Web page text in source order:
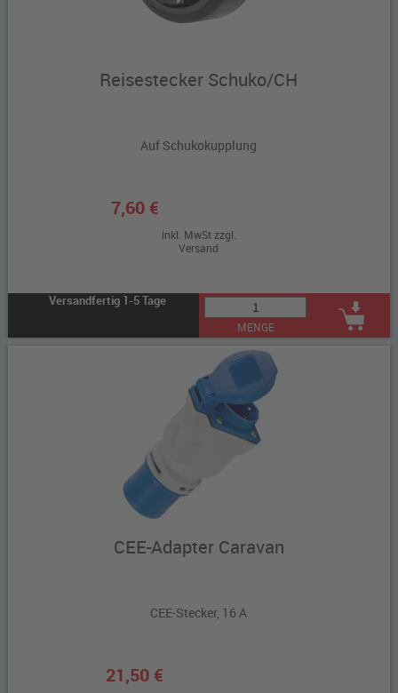
Reisestecker Schuko/CH
Auf Schukokupplung
7,60 €
inkl. MwSt zzgl.
Versand
Versandfertig 1-5 Tage
MENGE
CEE-Adapter Caravan
CEE-Stecker, 16 A
21,50 €